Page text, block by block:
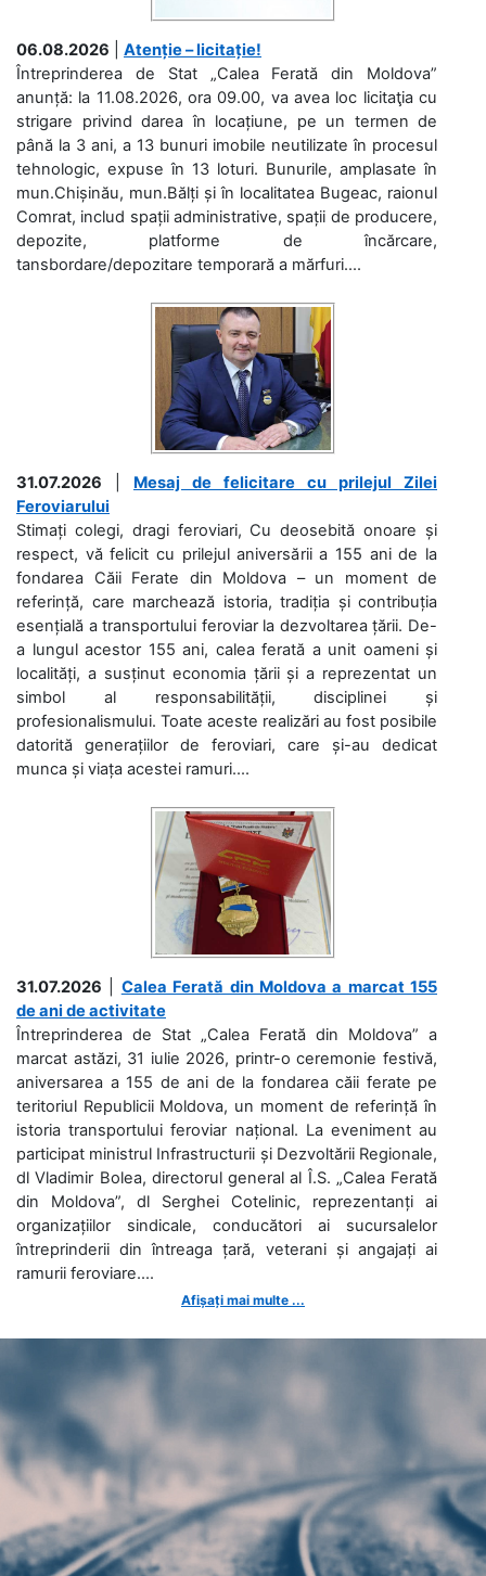
06.08.2026
Atenție – licitație!
Întreprinderea de Stat „Calea Ferată din Moldova”
anunță: la 11.08.2026, ora 09.00, va avea loc licitaţia cu
strigare privind darea în locațiune, pe un termen de
până la 3 ani, a 13 bunuri imobile neutilizate în procesul
tehnologic, expuse în 13 loturi. Bunurile, amplasate în
mun.Chișinău, mun.Bălți și în localitatea Bugeac, raionul
Comrat, includ spații administrative, spații de producere,
depozite, platforme de încărcare,
tansbordare/depozitare temporară a mărfuri....
31.07.2026
Mesaj de felicitare cu prilejul Zilei
Feroviarului
Stimați colegi, dragi feroviari, Cu deosebită onoare și
respect, vă felicit cu prilejul aniversării a 155 ani de la
fondarea Căii Ferate din Moldova – un moment de
referință, care marchează istoria, tradiția și contribuția
esențială a transportului feroviar la dezvoltarea țării. De-
a lungul acestor 155 ani, calea ferată a unit oameni și
localități, a susținut economia țării și a reprezentat un
simbol al responsabilității, disciplinei și
profesionalismului. Toate aceste realizări au fost posibile
datorită generațiilor de feroviari, care și-au dedicat
munca și viața acestei ramuri....
31.07.2026
Calea Ferată din Moldova a marcat 155
de ani de activitate
Întreprinderea de Stat „Calea Ferată din Moldova” a
marcat astăzi, 31 iulie 2026, printr-o ceremonie festivă,
aniversarea a 155 de ani de la fondarea căii ferate pe
teritoriul Republicii Moldova, un moment de referință în
istoria transportului feroviar național. La eveniment au
participat ministrul Infrastructurii și Dezvoltării Regionale,
dl Vladimir Bolea, directorul general al Î.S. „Calea Ferată
din Moldova”, dl Serghei Cotelinic, reprezentanți ai
organizațiilor sindicale, conducători ai sucursalelor
întreprinderii din întreaga țară, veterani și angajați ai
ramurii feroviare....
Afișați mai multe ...